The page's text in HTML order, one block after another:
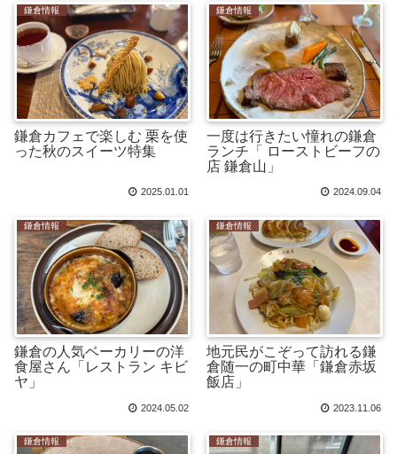
鎌倉情報
鎌倉カフェで楽しむ 栗を使
った秋のスイーツ特集
2025.01.01
鎌倉情報
一度は行きたい憧れの鎌倉
ランチ「 ローストビーフの
店 鎌倉山」
2024.09.04
鎌倉情報
鎌倉の人気ベーカリーの洋
食屋さん「レストラン キビ
ヤ」
2024.05.02
鎌倉情報
地元民がこぞって訪れる鎌
倉随一の町中華「鎌倉赤坂
飯店」
2023.11.06
鎌倉情報 鎌倉情報